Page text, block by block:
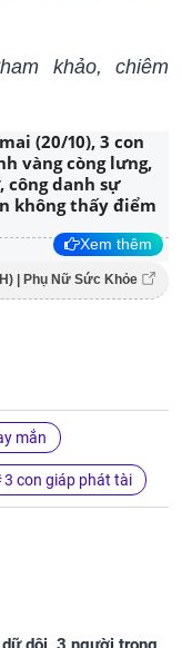
khảo, chiêm
(20/10), 3 con
vàng còng lưng,
công danh sự
không thấy điểm
Xem thêm
| Phụ Nữ Sức Khỏe
mắn
3 con giáp phát tài